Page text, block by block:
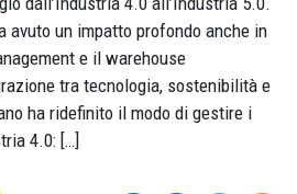
avuto un impatto profondo anche in
e il warehouse
tra tecnologia, sostenibilità e
ha ridefinito il modo di gestire i
4.0: […]